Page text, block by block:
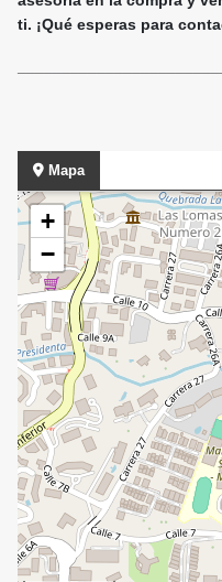
ti. ¡Qué esperas para
Mapa
+
−